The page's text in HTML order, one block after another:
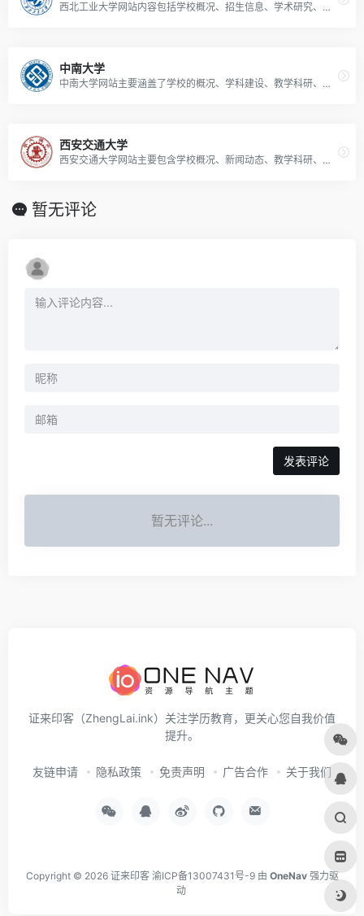
西北工业大学网站内容包括学校概况、招生信息、学术研究、校园生活等方面，展示了学校的历史、学科专业、科研成果、教学资源以及学生活动等信息。
中南大学
中南大学网站主要涵盖了学校的概况、学科建设、教学科研、招生就业、校园生活等多方面的信息。
西安交通大学
西安交通大学网站主要包含学校概况、新闻动态、教学科研、招生就业等内容，展示了学校的历史、办学特色、学术成果以及校园生活等方面的信息。
暂无评论
发表评论
暂无评论...
证来印客（ZhengLai.ink）关注学历教育，更关心您自我价值
提升。
友链申请 隐私政策 免责声明 广告合作 关于我们
Copyright © 2026 证来印客 渝ICP备13007431号-9由 OneNav 强力驱
动